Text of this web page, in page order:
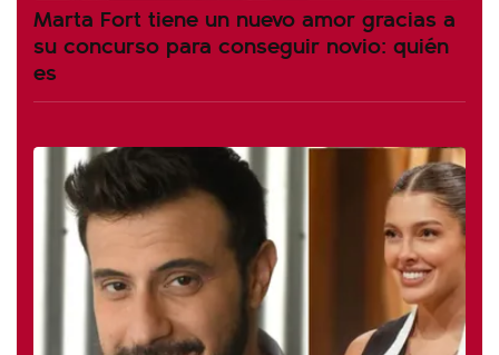
Marta Fort tiene un nuevo amor gracias a
su concurso para conseguir novio: quién
es